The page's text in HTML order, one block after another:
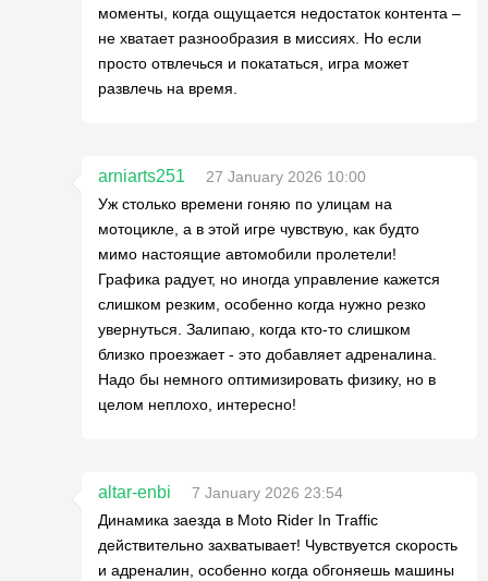
моменты, когда ощущается недостаток контента –
не хватает разнообразия в миссиях. Но если
просто отвлечься и покататься, игра может
развлечь на время.
arniarts251
27 January 2026 10:00
Уж столько времени гоняю по улицам на
мотоцикле, а в этой игре чувствую, как будто
мимо настоящие автомобили пролетели!
Графика радует, но иногда управление кажется
слишком резким, особенно когда нужно резко
увернуться. Залипаю, когда кто-то слишком
близко проезжает - это добавляет адреналина.
Надо бы немного оптимизировать физику, но в
целом неплохо, интересно!
altar-enbi
7 January 2026 23:54
Динамика заезда в Moto Rider In Traffic
действительно захватывает! Чувствуется скорость
и адреналин, особенно когда обгоняешь машины